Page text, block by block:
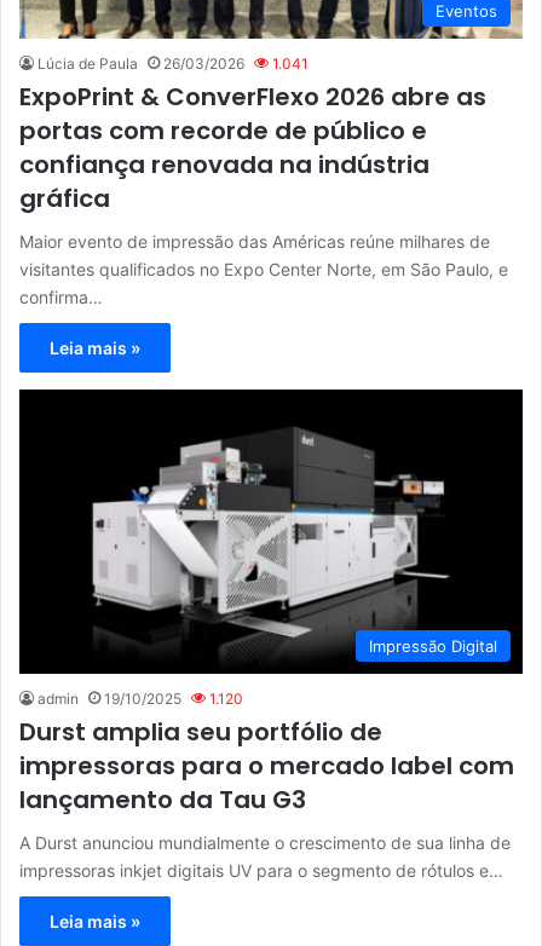
Eventos
Lúcia de Paula 26/03/2026 1.041
ExpoPrint & ConverFlexo 2026 abre as
portas com recorde de público e
confiança renovada na indústria
gráfica
Maior evento de impressão das Américas reúne milhares de
visitantes qualificados no Expo Center Norte, em São Paulo, e
confirma…
Leia mais »
Impressão Digital
admin 19/10/2025 1.120
Durst amplia seu portfólio de
impressoras para o mercado label com
lançamento da Tau G3
A Durst anunciou mundialmente o crescimento de sua linha de
impressoras inkjet digitais UV para o segmento de rótulos e…
Leia mais »